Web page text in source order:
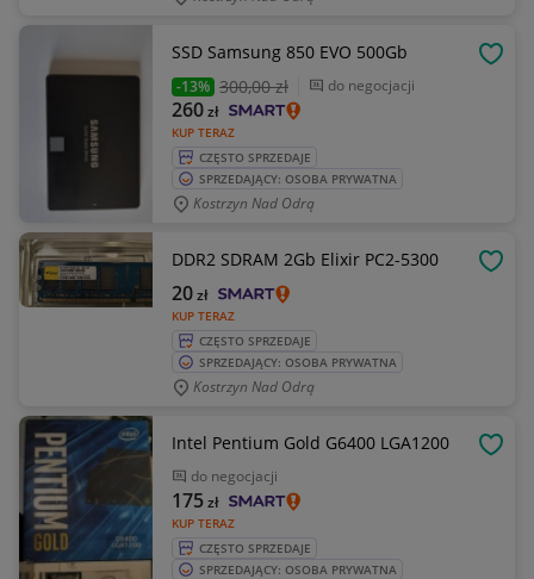
SSD Samsung 850 EVO 500Gb
-13% 300,00 zł do negocjacji
KUP TERAZ
260zł
CZĘSTO SPRZEDAJE
SPRZEDAJĄCY: OSOBA PRYWATNA
Kostrzyn Nad Odrą
DDR2 SDRAM 2Gb Elixir PC2-5300
KUP TERAZ
20zł
CZĘSTO SPRZEDAJE
SPRZEDAJĄCY: OSOBA PRYWATNA
Kostrzyn Nad Odrą
Intel Pentium Gold G6400 LGA1200
do negocjacji
KUP TERAZ
175zł
CZĘSTO SPRZEDAJE
SPRZEDAJĄCY: OSOBA PRYWATNA